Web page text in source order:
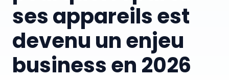
ses appareils est
devenu un enjeu
business en 2026